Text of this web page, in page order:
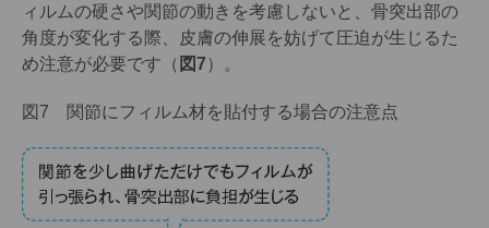
ィルムの硬さや関節の動きを考慮しないと、骨突出部の
角度が変化する際、皮膚の伸展を妨げて圧迫が生じるた
め注意が必要です（ 図7）。
図7 関節にフィルム材を貼付する場合の注意点